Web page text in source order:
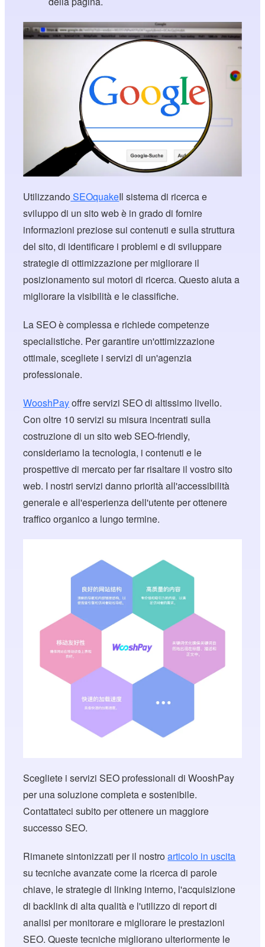
UtilizzandoSEOquakeIl sistema di ricerca e
sviluppo di un sito web è in grado di fornire
informazioni preziose sui contenuti e sulla struttura
del sito, di identificare i problemi e di sviluppare
strategie di ottimizzazione per migliorare il
posizionamento sui motori di ricerca. Questo aiuta a
migliorare la visibilità e le classifiche.
La SEO è complessa e richiede competenze
specialistiche. Per garantire un'ottimizzazione
ottimale, scegliete i servizi di un'agenzia
professionale.
WooshPayoffre servizi SEO di altissimo livello.
Con oltre 10 servizi su misura incentrati sulla
costruzione di un sito web SEO-friendly,
consideriamo la tecnologia, i contenuti e le
prospettive di mercato per far risaltare il vostro sito
web. I nostri servizi danno priorità all'accessibilità
generale e all'esperienza dell'utente per ottenere
traffico organico a lungo termine.
Scegliete i servizi SEO professionali di WooshPay
per una soluzione completa e sostenibile.
Contattateci subito per ottenere un maggiore
successo SEO.
Rimanete sintonizzati per il nostroarticolo in uscita
su tecniche avanzate come la ricerca di parole
chiave, le strategie di linking interno, l'acquisizione
di backlink di alta qualità e l'utilizzo di report di
analisi per monitorare e migliorare le prestazioni
SEO. Queste tecniche migliorano ulteriormente le